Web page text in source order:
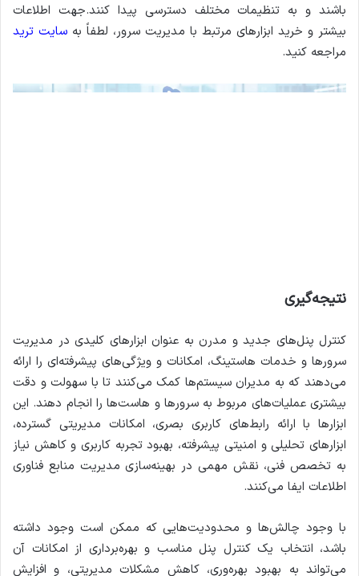
باشند و به تنظیمات مختلف دسترسی پیدا کنند.جهت اطلاعات
بیشتر و خرید ابزارهای مرتبط با مدیریت سرور، لطفاً به سایت ترید
مراجعه کنید.
نتیجه‌گیری
کنترل پنل‌های جدید و مدرن به عنوان ابزارهای کلیدی در مدیریت
سرورها و خدمات هاستینگ، امکانات و ویژگی‌های پیشرفته‌ای را ارائه
می‌دهند که به مدیران سیستم‌ها کمک می‌کنند تا با سهولت و دقت
بیشتری عملیات‌های مربوط به سرورها و هاست‌ها را انجام دهند. این
ابزارها با ارائه رابط‌های کاربری بصری، امکانات مدیریتی گسترده،
ابزارهای تحلیلی و امنیتی پیشرفته، بهبود تجربه کاربری و کاهش نیاز
به تخصص فنی، نقش مهمی در بهینه‌سازی مدیریت منابع فناوری
اطلاعات ایفا می‌کنند.
با وجود چالش‌ها و محدودیت‌هایی که ممکن است وجود داشته
باشد، انتخاب یک کنترل پنل مناسب و بهره‌برداری از امکانات آن
می‌تواند به بهبود بهره‌وری، کاهش مشکلات مدیریتی، و افزایش